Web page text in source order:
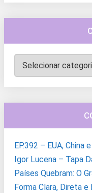
Categorias
EP.392 – EUA,
Igor Lucena – Tapa
Países Quebram: O
Forma Clara, Direta e